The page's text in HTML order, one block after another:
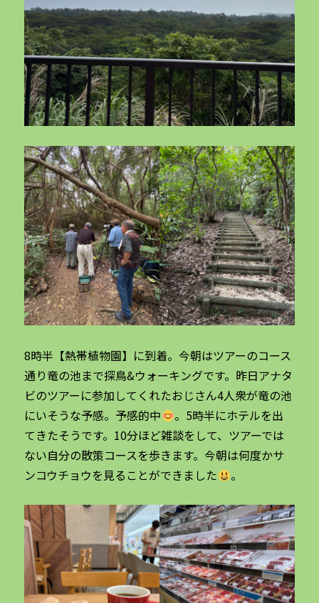
8時半【熱帯植物園】に到着。今朝はツアーのコース
通り竜の池まで探鳥&ウォーキングです。昨日アナタ
ビのツアーに参加してくれたおじさん4人衆が竜の池
にいそうな予感。予感的中
。5時半にホテルを出
てきたそうです。10分ほど雑談をして、ツアーでは
ない自分の散策コースを歩きます。今朝は何度かサ
ンコウチョウを見ることができました
。